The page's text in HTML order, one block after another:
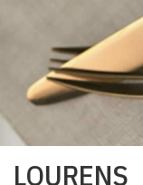
TABLETOP EN BAR
ONZE MERKEN
OVER LOURENS
CONTACT
LOURENS